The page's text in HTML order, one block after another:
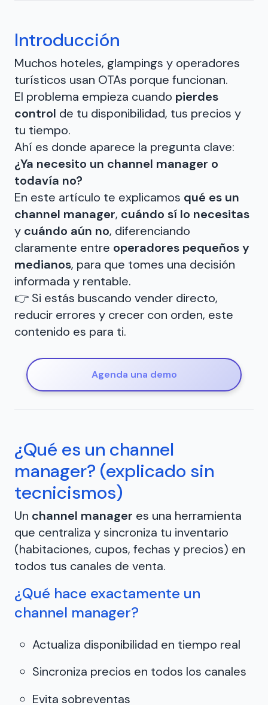
Introducción
Muchos hoteles, glampings y operadores
turísticos usan OTAs porque funcionan.
El problema empieza cuando pierdes
control de tu disponibilidad, tus precios y
tu tiempo.
Ahí es donde aparece la pregunta clave:
¿Ya necesito un channel manager o
todavía no?
En este artículo te explicamos qué es un
channel manager, cuándo sí lo necesitas
y cuándo aún no, diferenciando
claramente entre operadores pequeños y
medianos, para que tomes una decisión
informada y rentable.
👉 Si estás buscando vender directo,
reducir errores y crecer con orden, este
contenido es para ti.
Agenda una demo
¿Qué es un channel
manager? (explicado sin
tecnicismos)
Un channel manager es una herramienta
que centraliza y sincroniza tu inventario
(habitaciones, cupos, fechas y precios) en
todos tus canales de venta.
¿Qué hace exactamente un
channel manager?
Actualiza disponibilidad en tiempo real
Sincroniza precios en todos los canales
Evita sobreventas